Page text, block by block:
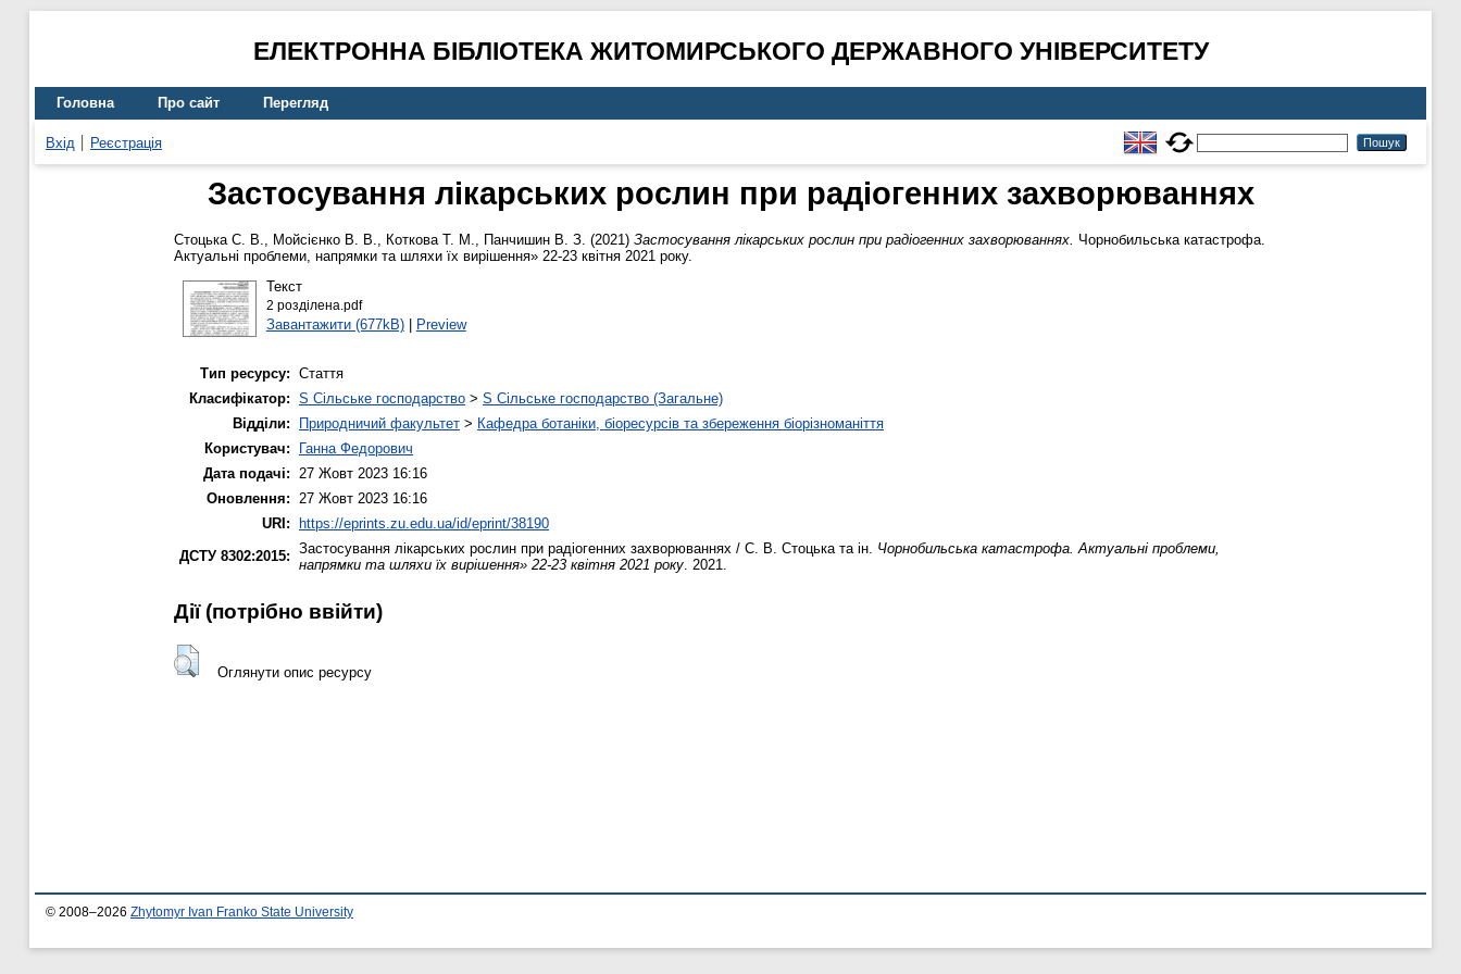
ЕЛЕКТРОННА БІБЛІОТЕКА ЖИТОМИРСЬКОГО ДЕРЖАВНОГО УНІВЕРСИТЕТУ
Головна Про сайт Перегляд
Вхід Реєстрація
Застосування лікарських рослин при радіогенних захворюваннях
Стоцька С. В., Мойсієнко В. В., Коткова Т. М., Панчишин В. З. (2021) Застосування лікарських рослин при радіогенних захворюваннях. Чорнобильська катастрофа.
Актуальні проблеми, напрямки та шляхи їх вирішення» 22-23 квітня 2021 року.
Текст
2 розділена.pdf
Завантажити (677kB)| Preview
Тип ресурсу: Стаття
Класифікатор: S Сільське господарство > S Сільське господарство (Загальне)
Відділи:
Природничий факультет > Кафедра ботаніки, біоресурсів та збереження біорізноманіття
Користувач:
Ганна Федорович
Дата подачі: 27 Жовт 2023 16:16
Оновлення: 27 Жовт 2023 16:16
URI:
https://eprints.zu.edu.ua/id/eprint/38190
ДСТУ 8302:2015: Застосування лікарських рослин при радіогенних захворюваннях / С. В. Стоцька та ін. Чорнобильська катастрофа. Актуальні проблеми,
напрямки та шляхи їх вирішення» 22-23 квітня 2021 року. 2021.
Дії ​​(потрібно ввійти)
Оглянути опис ресурсу
© 2008–2026 Zhytomyr Ivan Franko State University